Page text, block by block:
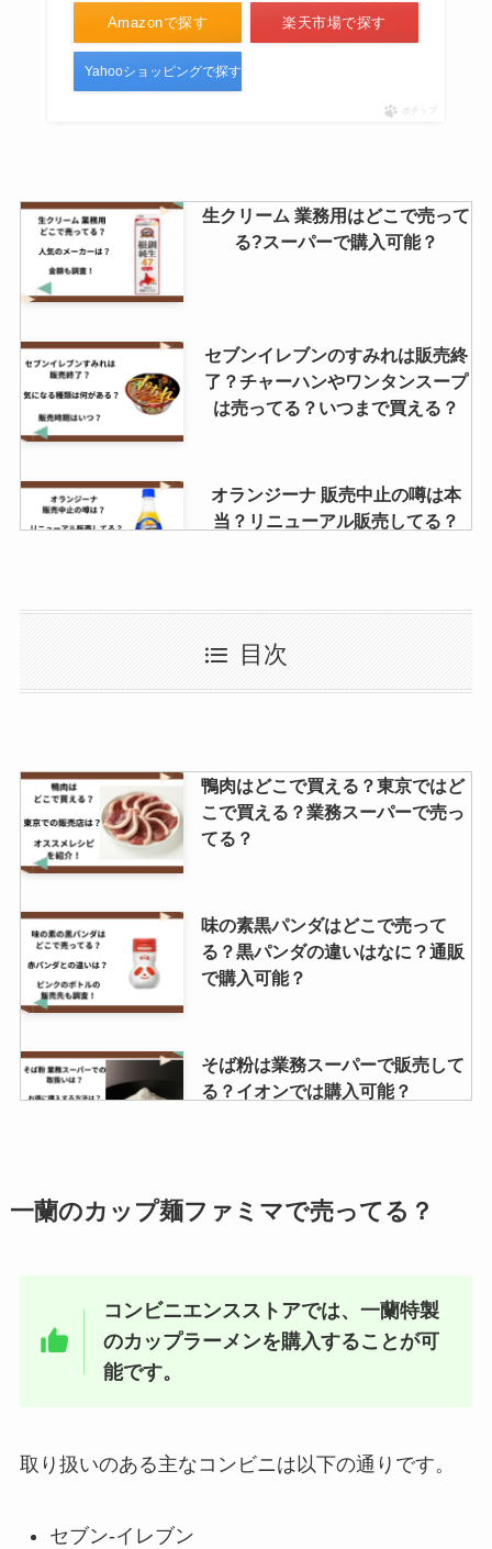
ってる？セブンで買える？通販で
手に入る？
Amazonで探す
楽天市場で探す
Yahooショッピングで探す
ポチップ
生クリーム 業務用はどこで売って
る?スーパーで購入可能？
セブンイレブンのすみれは販売終
了？チャーハンやワンタンスープ
は売ってる？いつまで買える？
オランジーナ 販売中止の噂は本
当？リニューアル販売してる？
類は何がある？
澤田食品のふりかけはどこで買え
る？通販で買える？
パレスホテルクッキーはどこで買
える？伊勢丹オンラインで売って
る？オンラインショップで入手可
カニ缶の値段は？スーパーではい
くらで買える？業務スーパーで購
南蛮えび煎餅はどこで売ってる？
鯛せんべいが売ってる場所はど
目次
鴨肉はどこで買える？東京ではど
こで買える？業務スーパーで売っ
てる？
味の素黒パンダはどこで売って
る？黒パンダの違いはなに？通販
で購入可能？
そば粉は業務スーパーで販売して
る？イオンでは購入可能？
たもぎ茸どこで売ってる?スーパ
コアラパン 販売中止？売っていな
一蘭のカップ麺ファミマで売ってる？
コンビニエンスストアでは、一蘭特製
のカップラーメンを購入することが可
能です。
取り扱いのある主なコンビニは以下の通りです。
セブン-イレブン